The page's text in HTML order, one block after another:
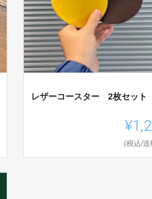
レザーコースター 2枚セット
(税込/送